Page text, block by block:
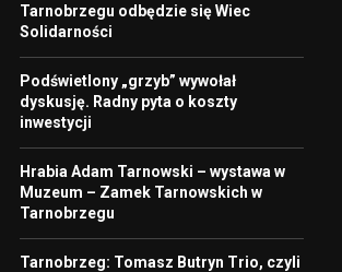
Tarnobrzegu odbędzie się Wiec
Solidarności
Podświetlony „grzyb” wywołał
dyskusję. Radny pyta o koszty
inwestycji
Hrabia Adam Tarnowski – wystawa w
Muzeum – Zamek Tarnowskich w
Tarnobrzegu
Tarnobrzeg: Tomasz Butryn Trio, czyli